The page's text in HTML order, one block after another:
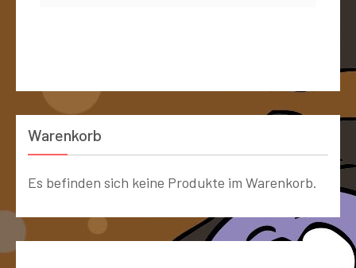
Warenkorb
Es befinden sich keine Produkte im Warenkorb.